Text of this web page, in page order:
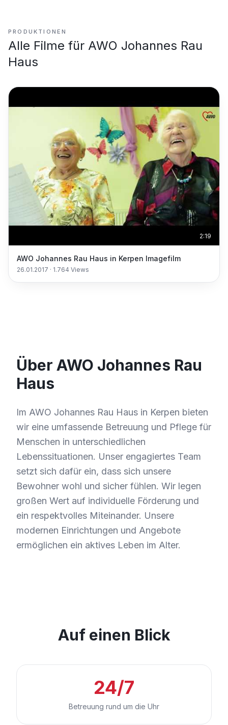
PRODUKTIONEN
Alle Filme für AWO Johannes Rau
Haus
2:19
AWO Johannes Rau Haus in Kerpen Imagefilm
26.01.2017 · 1.764 Views
Über AWO Johannes Rau
Haus
Im AWO Johannes Rau Haus in Kerpen bieten
wir eine umfassende Betreuung und Pflege für
Menschen in unterschiedlichen
Lebenssituationen. Unser engagiertes Team
setzt sich dafür ein, dass sich unsere
Bewohner wohl und sicher fühlen. Wir legen
großen Wert auf individuelle Förderung und
ein respektvolles Miteinander. Unsere
modernen Einrichtungen und Angebote
ermöglichen ein aktives Leben im Alter.
Auf einen Blick
24/7
Betreuung rund um die Uhr